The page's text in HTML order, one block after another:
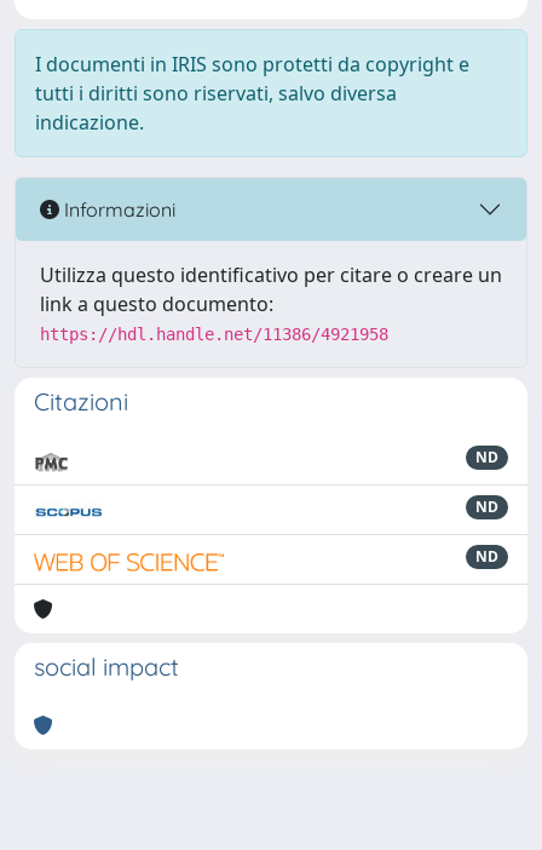
I documenti in IRIS sono protetti da copyright e
tutti i diritti sono riservati, salvo diversa
indicazione.
Informazioni
Utilizza questo identificativo per citare o creare un
link a questo documento:
https://hdl.handle.net/11386/4921958
Citazioni
ND
ND
ND
social impact